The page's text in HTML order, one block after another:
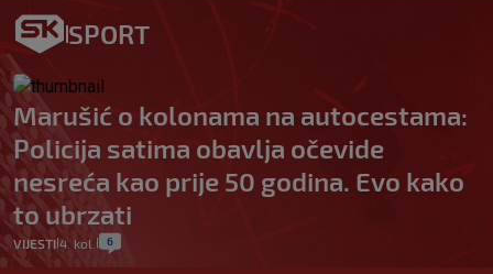
SPORT
Marušić o kolonama na autocestama:
Policija satima obavlja očevide
nesreća kao prije 50 godina. Evo kako
to ubrzati
VIJESTI 4. kol. 6